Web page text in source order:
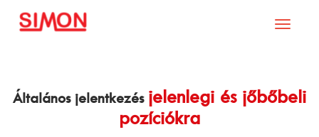
Toggle
Általános jelentkezés jelenlegi és jőbőbeli
pozíciókra